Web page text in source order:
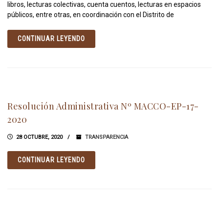
libros, lecturas colectivas, cuenta cuentos, lecturas en espacios
públicos, entre otras, en coordinación con el Distrito de
CONTINUAR LEYENDO
Resolución Administrativa Nº MACCO-EP-17-
2020
28 OCTUBRE, 2020 TRANSPARENCIA
CONTINUAR LEYENDO